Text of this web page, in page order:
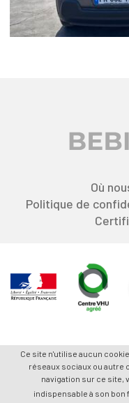
Où
Politique de
Ce site n'utilise aucun
réseaux sociaux ou autre
navigation sur ce site,
indispensable à son bon